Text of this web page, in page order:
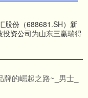
股份（688681.SH）新
资公司为山东三赢瑞得
的崛起之路~_男士_